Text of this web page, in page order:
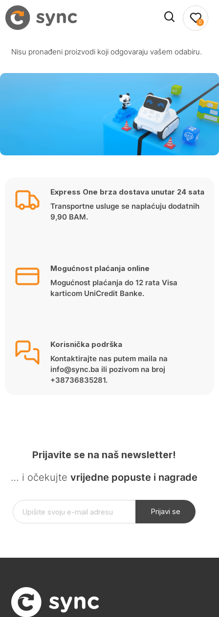
0
Nisu pronađeni proizvodi koji odgovaraju vašem odabiru.
Express One brza dostava unutar 24 sata
Transportne usluge se naplaćuju dodatnih
9,90 BAM.
Mogućnost plaćanja online
Mogućnost plaćanja do 12 rata Visa
karticom UniCredit Banke.
Korisnička podrška
Kontaktirajte nas putem maila na
info@sync.ba ili pozivom na broj
+38736835281.
Prijavite se na naš newsletter!
… i očekujte vrijedne popuste i nagrade
Prijavi se